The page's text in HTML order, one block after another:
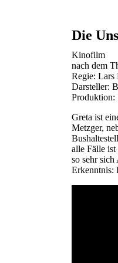
Die
Kinofilm
nach dem
Regie: Lars
Darsteller:
Produktion:
Greta ist
Metzger,
alle Fälle
so sehr
Erkenntnis: